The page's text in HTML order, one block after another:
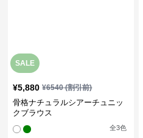
SALE
¥5,880 ¥6540(割引前)
骨格ナチュラルシアーチュニッ
クブラウス
全3色